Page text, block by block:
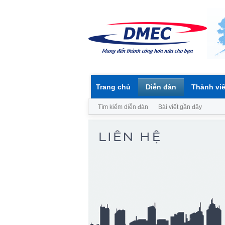
Trang chủ Diễn đàn
Tìm kiếm diễn đàn Bài viết gần đây
Thành